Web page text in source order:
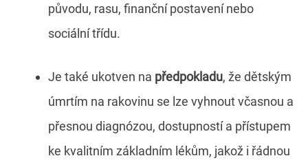
původu, rasu, finanční postavení nebo
sociální třídu.
Je také ukotven na předpokladu, že dětským
úmrtím na rakovinu se lze vyhnout včasnou a
přesnou diagnózou, dostupností a přístupem
ke kvalitním základním lékům, jakož i řádnou